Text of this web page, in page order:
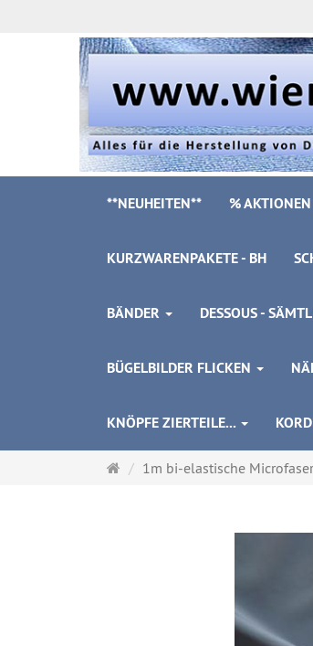
**NEUHEITEN** %
KURZWARENPAKETE - BH
BÄNDER DESSOUS -
BÜGELBILDER FLICKEN
KNÖPFE ZIERTEILE...
Startseite
1m bi-elastische